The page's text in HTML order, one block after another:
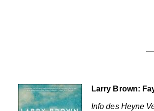
Larry Brown:
Info des Heyne